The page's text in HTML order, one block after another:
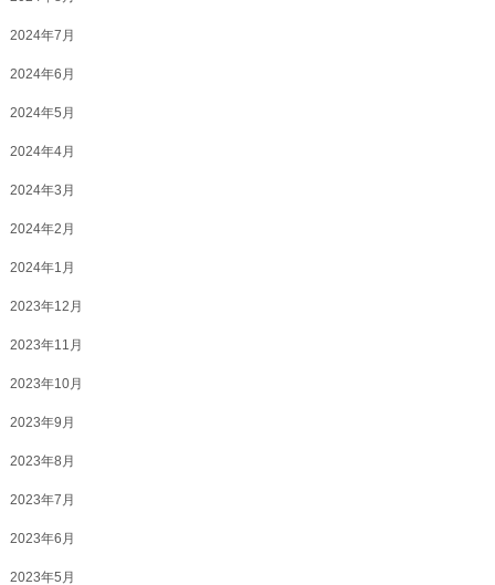
2024年7月
2024年6月
2024年5月
2024年4月
2024年3月
2024年2月
2024年1月
2023年12月
2023年11月
2023年10月
2023年9月
2023年8月
2023年7月
2023年6月
2023年5月